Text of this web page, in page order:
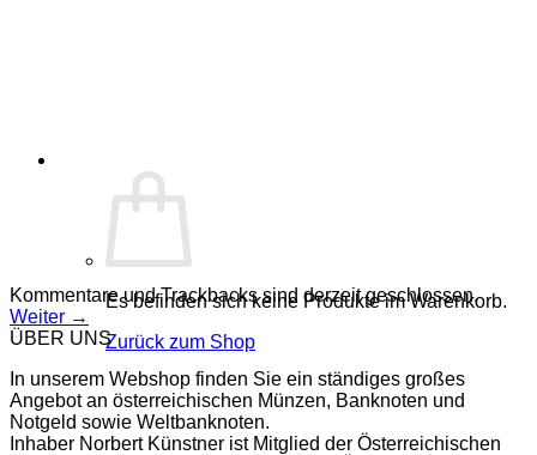
Es befinden sich keine Produkte im Warenkorb.
Zurück zum Shop
Kommentare und Trackbacks sind derzeit geschlossen.
Weiter →
ÜBER UNS
In unserem Webshop finden Sie ein ständiges großes
Angebot an österreichischen Münzen, Banknoten und
Notgeld sowie Weltbanknoten.
Inhaber Norbert Künstner ist Mitglied der Österreichischen